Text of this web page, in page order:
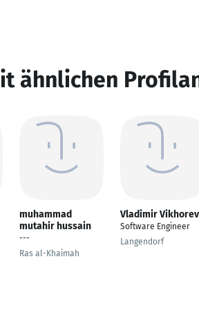
ähnlichen
muhammad
mutahir hussain
---
Ras al-Khaimah
Vladimir Vikhorev
Software Engineer
Langendorf